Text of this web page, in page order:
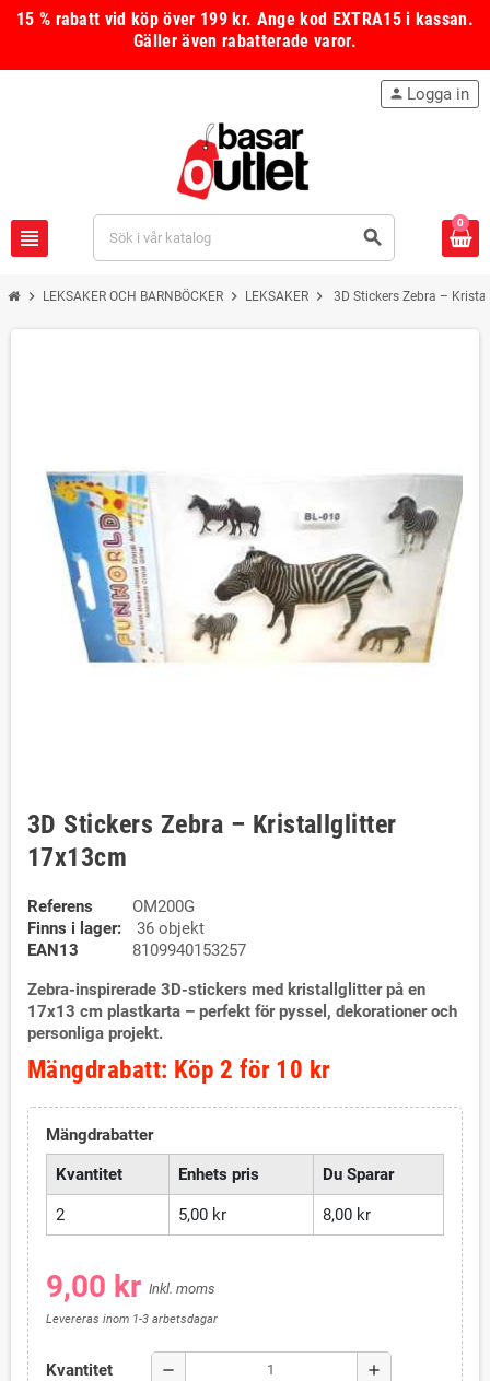
15 % rabatt vid köp över 199 kr. Ange kod EXTRA15i kassan.
Gäller även rabatterade varor.
view_headline search
person Logga in
0
chevron_right LEKSAKER OCH BARNBÖCKER chevron_right LEKSAKER chevron_right 3D Stickers Zebra –
3D Stickers Zebra – Kristallglitter
17x13cm
Referens
OM200G
Finns i lager:
36 objekt
EAN13
8109940153257
Zebra-inspirerade 3D-stickers med kristallglitter på en
17x13 cm plastkarta – perfekt för pyssel, dekorationer och
personliga projekt.
Mängdrabatt: Köp 2 för 10 kr
Mängdrabatter
Kvantitet
Enhets pris Du Sparar
2 5,00 kr 8,00 kr
9,00 kr Inkl. moms
Levereras inom 1-3 arbetsdagar
Kvantitet remove add